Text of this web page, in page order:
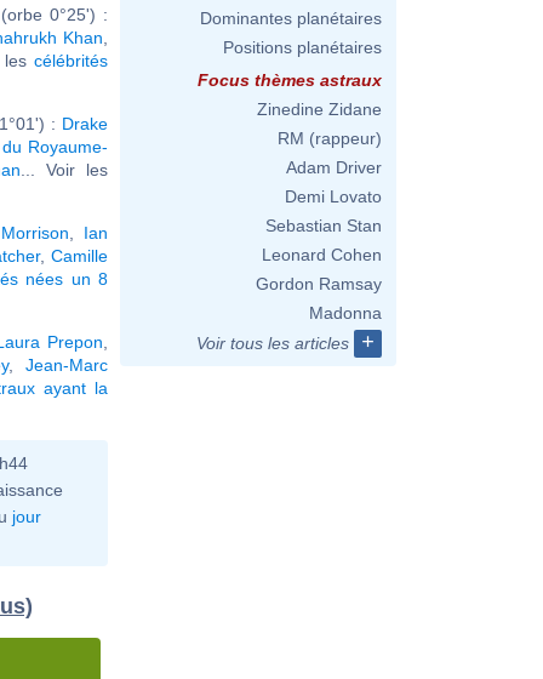
0°25') :
Khan
lescélébrités
: Drake
Royaume-
... Voir les
Ian
,Camille
nées un 8
Prepon
,Jean-Marc
ayant la
jour
Dominantes planétaires
Positions planétaires
Focus thèmes astraux
Zinedine Zidane
RM (rappeur)
Adam Driver
Demi Lovato
Sebastian Stan
Leonard Cohen
Gordon Ramsay
Madonna
Voir tous les articles
+